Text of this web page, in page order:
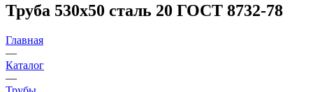
Труба 530х50 сталь 20 ГОСТ 8732-78
Главная
—
Каталог
—